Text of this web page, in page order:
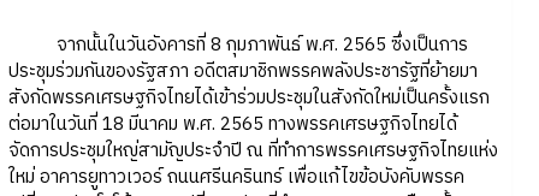
จากนั้นในวันอังคารที่ 8 กุมภาพันธ์ พ.ศ. 2565 ซึ่งเป็นการ
ประชุมร่วมกันของรัฐสภา อดีตสมาชิกพรรคพลังประชารัฐที่ย้ายมา
สังกัดพรรคเศรษฐกิจไทยได้เข้าร่วมประชุมในสังกัดใหม่เป็นครั้งแรก
ต่อมาในวันที่ 18 มีนาคม พ.ศ. 2565 ทางพรรคเศรษฐกิจไทยได้
จัดการประชุมใหญ่สามัญประจำปี ณ ที่ทำการพรรคเศรษฐกิจไทยแห่ง
ใหม่ อาคารยูทาวเวอร์ ถนนศรีนครินทร์ เพื่อแก้ไขข้อบังคับพรรค